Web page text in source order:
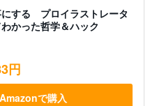
にする プロイラストレータ
かった哲学＆ハック
円
Amazonで購入